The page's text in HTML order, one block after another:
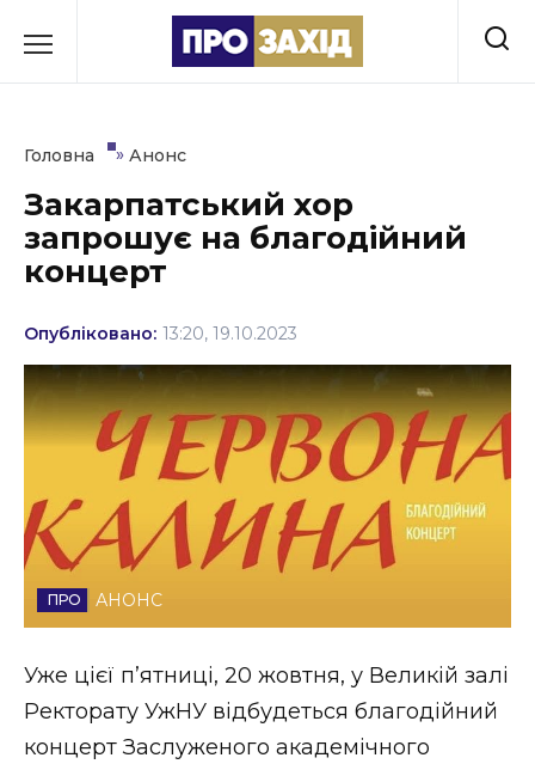
до
Культура
Освіта
Події
Політика
Соціум
Спорт
Стиль життя
Втрачений Ужгород
Втрачений Ужгород (відеоверсія)
Головна » Анонс
Закарпатський хор
запрошує на благодійний
концерт
Опубліковано: 13:20, 19.10.2023
АНОНС
Уже цієї пʼятниці, 20 жовтня, у Великій залі
Ректорату УжНУ відбудеться благодійний
концерт Заслуженого академічного